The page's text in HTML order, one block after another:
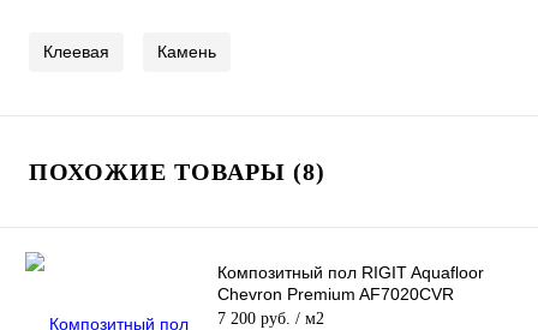
Клеевая Камень
ПОХОЖИЕ ТОВАРЫ (8)
Композитный пол RIGIT Aquafloor
Chevron Premium AF7020CVR
7 200 руб. / м2